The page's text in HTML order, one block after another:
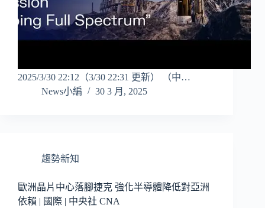
2025/3/30 22:12（3/30 22:31 更新） （中…
News小編
30 3 月, 2025
趨勢新知
歐洲晶片中心落腳捷克 強化半導體降低對亞洲
依賴 | 國際 | 中央社 CNA